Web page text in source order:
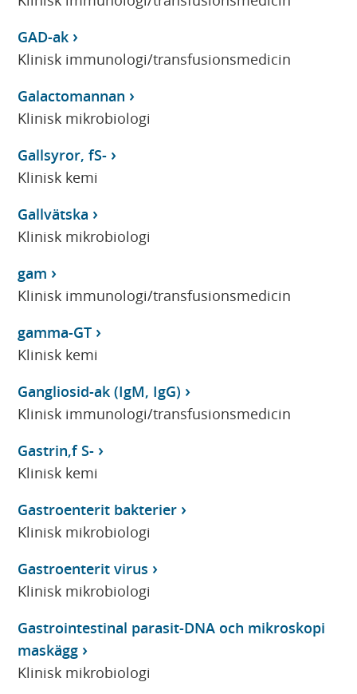
GAD-ak
Klinisk immunologi/transfusionsmedicin
Galactomannan
Klinisk mikrobiologi
Gallsyror, fS-
Klinisk kemi
Gallvätska
Klinisk mikrobiologi
gam
Klinisk immunologi/transfusionsmedicin
gamma-GT
Klinisk kemi
Gangliosid-ak (IgM, IgG)
Klinisk immunologi/transfusionsmedicin
Gastrin,f S-
Klinisk kemi
Gastroenterit bakterier
Klinisk mikrobiologi
Gastroenterit virus
Klinisk mikrobiologi
Gastrointestinal parasit-DNA och mikroskopi
maskägg
Klinisk mikrobiologi